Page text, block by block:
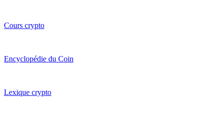
Cours crypto
Encyclopédie du Coin
Lexique crypto